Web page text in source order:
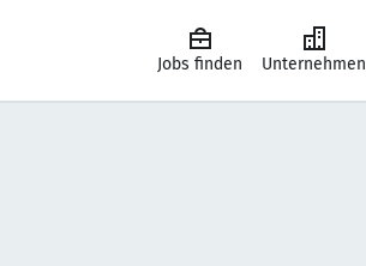
Jobs finden Unternehmen